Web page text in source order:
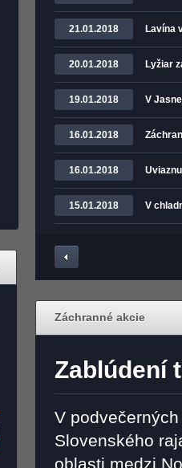
21.01.2018 Lavína
20.01.2018 Lyžiar
19.01.2018 V
16.01.2018
16.01.2018
15.01.2018 V
Záchranné akcie
Zablúdení
V
Slovenského
oblasti medzi